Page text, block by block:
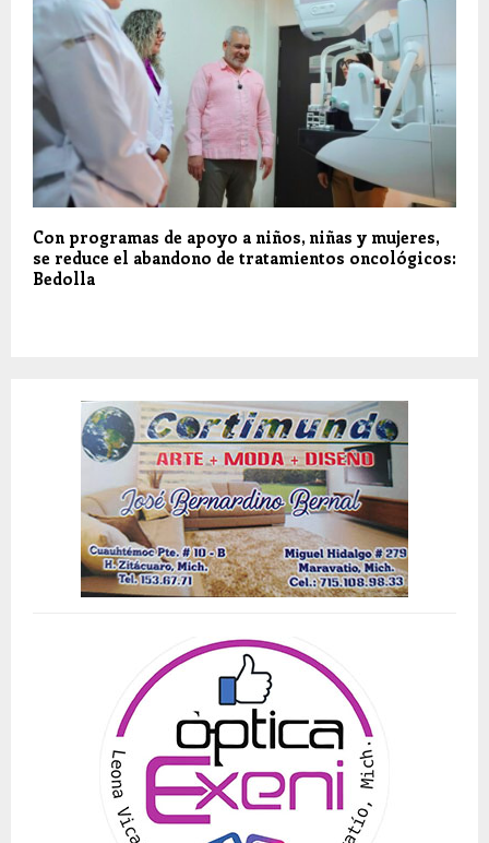
Con programas de apoyo a niños, niñas y mujeres,
se reduce el abandono de tratamientos oncológicos:
Bedolla